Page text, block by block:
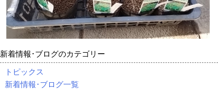
新着情報･ブログのカテゴリー
トピックス
新着情報･ブログ一覧